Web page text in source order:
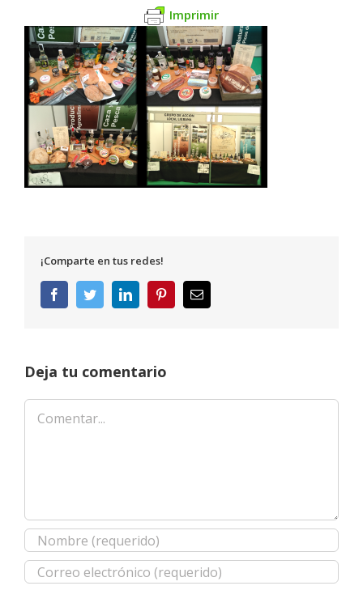
Imprimir
¡Comparte en tus redes!
FacebookTwitterLinkedInPinterestCorreo
electrónico
Deja tu comentario
Comentar